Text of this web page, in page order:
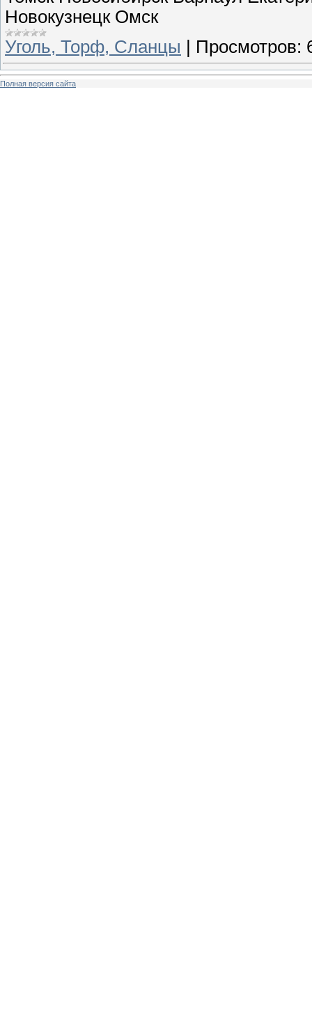
Новокузнецк Омск
Уголь, Торф, Сланцы | Просмотров:
Полная версия сайта